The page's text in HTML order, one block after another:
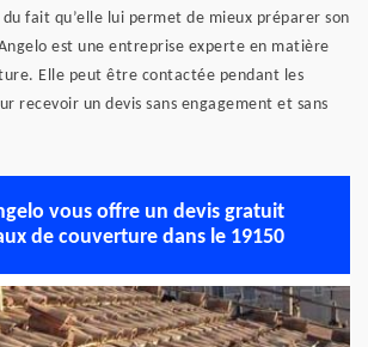
fait qu’elle lui permet de mieux préparer son
est une entreprise experte en matière
Elle peut être contactée pendant les
recevoir un devis sans engagement et sans
vous offre un devis gratuit
de couverture dans le 19150